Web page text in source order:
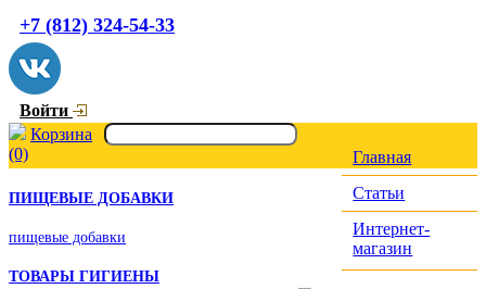
+7 (812) 324-54-33
Войти
Корзина
(0)
Главная
Статьи
Интернет-
магазин
ПИЩЕВЫЕ ДОБАВКИ
пищевые добавки
ТОВАРЫ ГИГИЕНЫ